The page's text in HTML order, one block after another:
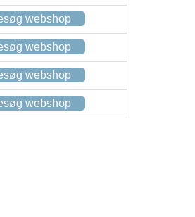
webshop
webshop
webshop
webshop